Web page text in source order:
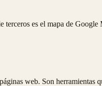
es el mapa de Google
web. Son